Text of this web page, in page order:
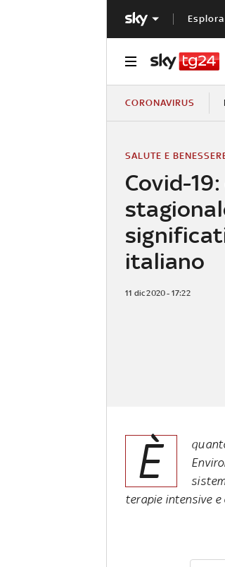
CORONAVIRUS
Covid-
italiano
SALUTE E
11 dic 2020 - 17:22
È
terapie intensive